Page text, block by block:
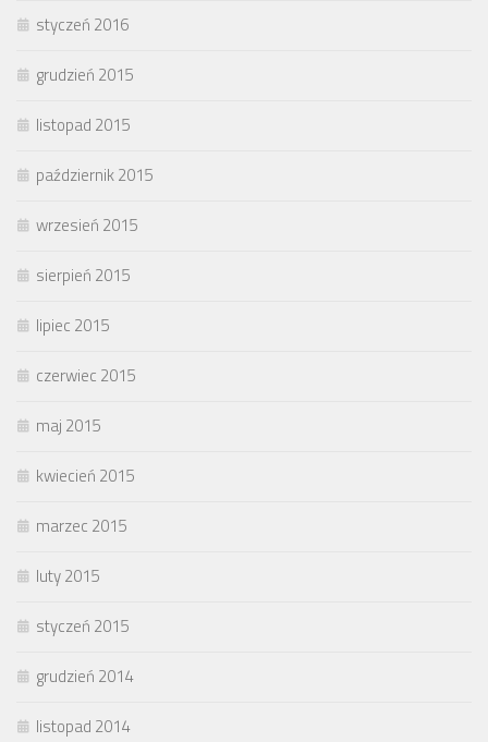
styczeń 2016
grudzień 2015
listopad 2015
październik 2015
wrzesień 2015
sierpień 2015
lipiec 2015
czerwiec 2015
maj 2015
kwiecień 2015
marzec 2015
luty 2015
styczeń 2015
grudzień 2014
listopad 2014